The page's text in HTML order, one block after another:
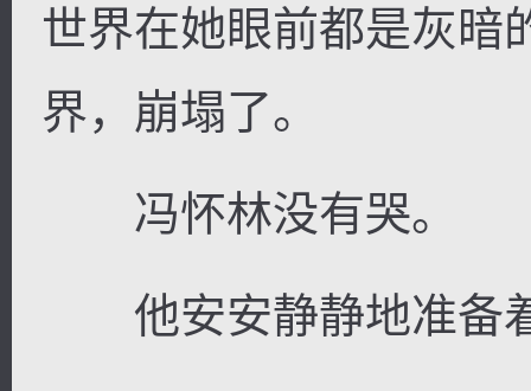
世界在她眼前都是灰暗
界，崩塌了。
冯怀林没有哭。
他安安静静地准备